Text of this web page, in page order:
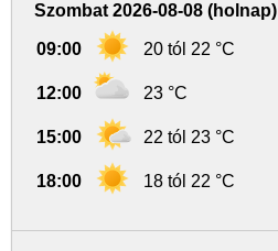
Szombat 2026-08-08 (holnap)
09:00 20 tól 22 °C
12:00 23 °C
15:00 22 tól 23 °C
18:00 18 tól 22 °C